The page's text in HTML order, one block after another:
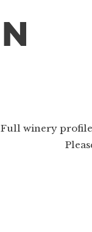
Full winery